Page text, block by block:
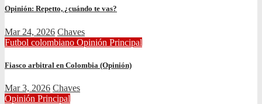
Opinión: Repetto, ¿cuándo te vas?
Mar 24, 2026 Chaves
Futbol colombiano Opinión Principal
Fiasco arbitral en Colombia (Opinión)
Mar 3, 2026 Chaves
Opinión Principal